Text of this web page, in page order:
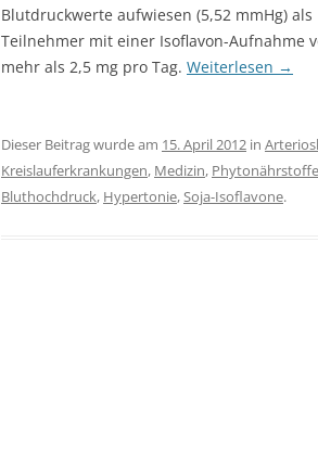
Blutdruckwerte aufwiesen (5,52 mmHg) als
Teilnehmer mit einer Isoflavon-Aufnahme
mehr als 2,5 mg pro Tag. Weiterlesen →
Dieser Beitrag wurde am 15. April 2012 in
Kreislauferkrankungen, Medizin, Phytonährstoffe
Bluthochdruck, Hypertonie,Soja-Isoflavone.